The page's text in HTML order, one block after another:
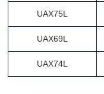
UAX75L
UAX69L
UAX74L